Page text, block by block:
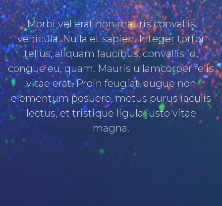
Morbi vel erat non mauris convallis
vehicula. Nulla et sapien. Integer tortor
tellus, aliquam faucibus, convallis id,
congue eu, quam. Mauris ullamcorper felis
vitae erat. Proin feugiat, augue non
elementum posuere, metus purus iaculis
lectus, et tristique ligula justo vitae
magna.